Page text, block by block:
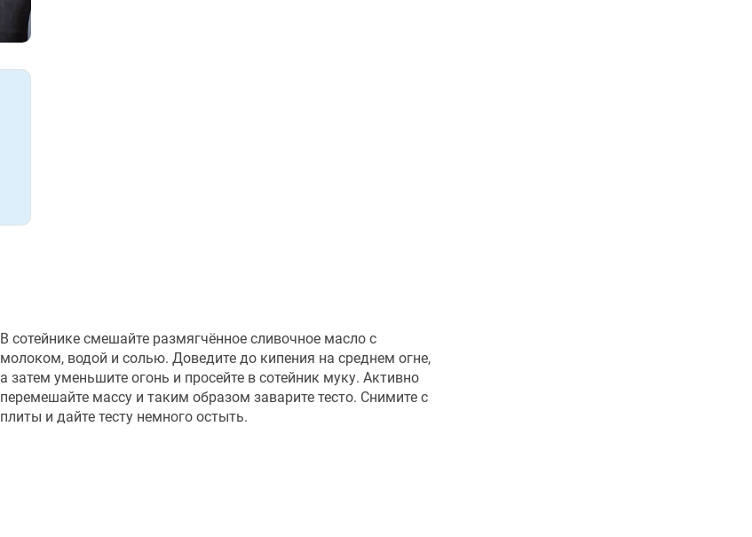
В сотейнике смешайте размягчённое сливочное масло с
молоком, водой и солью. Доведите до кипения на среднем огне,
а затем уменьшите огонь и просейте в сотейник муку. Активно
перемешайте массу и таким образом заварите тесто. Снимите с
плиты и дайте тесту немного остыть.